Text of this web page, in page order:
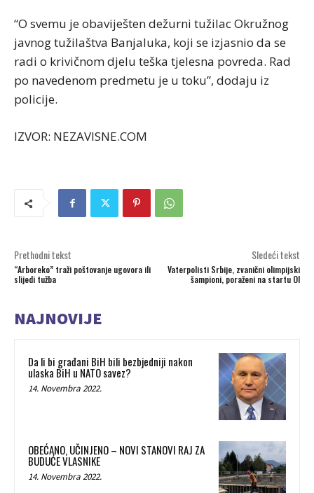
“O svemu je obaviješten dežurni tužilac Okružnog
javnog tužilaštva Banjaluka, koji se izjasnio da se
radi o krivičnom djelu teška tjelesna povreda. Rad
po navedenom predmetu je u toku”, dodaju iz
policije.
IZVOR: NEZAVISNE.COM
Prethodni tekst
“Arboreko” traži poštovanje ugovora ili
slijedi tužba
Sledeći tekst
Vaterpolisti Srbije, zvanični olimpijski
šampioni, poraženi na startu OI
NAJNOVIJE
Da li bi građani BiH bili bezbjedniji nakon
ulaska BiH u NATO savez?
14. Novembra 2022.
OBEĆANO, UČINJENO – NOVI STANOVI RAJ ZA
BUDUĆE VLASNIKE
14. Novembra 2022.